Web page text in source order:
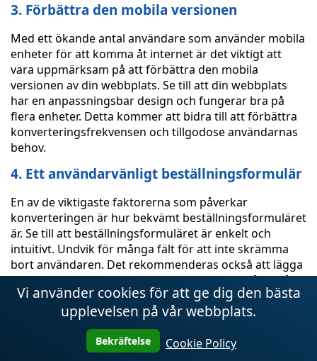
3. Förbättra den mobila versionen
Med ett ökande antal användare som använder mobila
enheter för att komma åt internet är det viktigt att
vara uppmärksam på att förbättra den mobila
versionen av din webbplats. Se till att din webbplats
har en anpassningsbar design och fungerar bra på
flera enheter. Detta kommer att bidra till att förbättra
konverteringsfrekvensen och tillgodose användarnas
behov.
4. Ett användarvänligt beställningsformulär
En av de viktigaste faktorerna som påverkar
konverteringen är hur bekvämt beställningsformuläret
är. Se till att beställningsformuläret är enkelt och
intuitivt. Undvik för många fält för att inte skrämma
bort användaren. Det rekommenderas också att lägga
till möjligheten att göra en beställning med några få
klick, så att användaren snabbt och enkelt kan göra ett
5. Recensioner och betyg
Vi använder cookies för att ge dig den bästa
upplevelsen på vår webbplats.
Bekräftelse Cookie Policy